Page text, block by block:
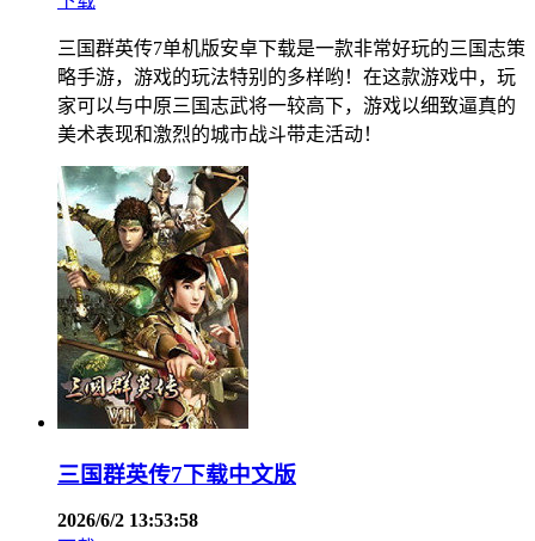
三国群英传7单机版安卓下载是一款非常好玩的三国志策
略手游，游戏的玩法特别的多样哟！在这款游戏中，玩
家可以与中原三国志武将一较高下，游戏以细致逼真的
美术表现和激烈的城市战斗带走活动！
三国群英传7下载中文版
2026/6/2 13:53:58